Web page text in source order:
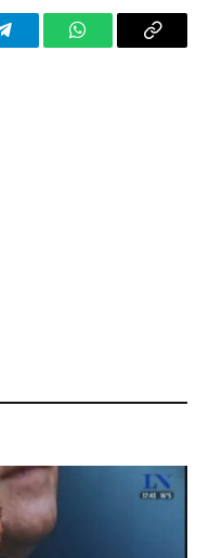
TelegramWhatsAppCopy